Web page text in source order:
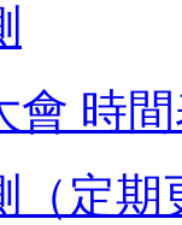
會 時
（定期